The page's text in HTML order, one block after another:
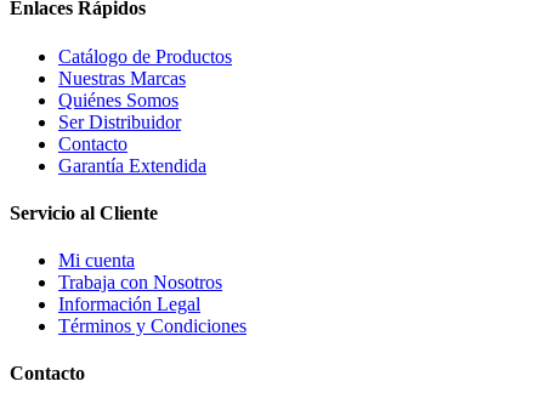
Enlaces Rápidos
Catálogo de Productos
Nuestras Marcas
Quiénes Somos
Ser Distribuidor
Contacto
Garantía Extendida
Servicio al Cliente
Mi cuenta
Trabaja con Nosotros
Información Legal
Términos y Condiciones
Contacto